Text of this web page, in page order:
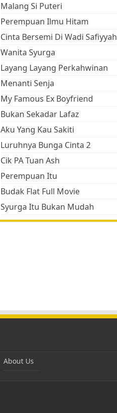
Malang Si Puteri
Perempuan Ilmu Hitam
Cinta Bersemi Di Wadi Safiyyah
Wanita Syurga
Layang Layang Perkahwinan
Menanti Senja
My Famous Ex Boyfriend
Bukan Sekadar Lafaz
Aku Yang Kau Sakiti
Luruhnya Bunga Cinta 2
Cik PA Tuan Ash
Perempuan Itu
Budak Flat Full Movie
Syurga Itu Bukan Mudah
About Us